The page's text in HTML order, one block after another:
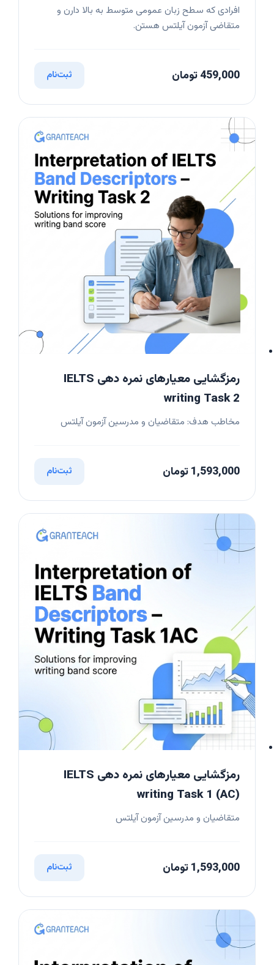
افرادی که سطح زبان عمومی متوسط به بالا دارن و
متقاضی آزمون آیلتس هستن.
459,000 تومان ثبت‌نام
رمزگشایی معیارهای نمره دهی IELTS
writing Task 2
مخاطب هدف: متقاضیان و مدرسین آزمون آیلتس
1,593,000 تومان ثبت‌نام
رمزگشایی معیارهای نمره دهی IELTS
writing Task 1 (AC)
متقاضیان و مدرسین آزمون آیلتس
1,593,000 تومان ثبت‌نام